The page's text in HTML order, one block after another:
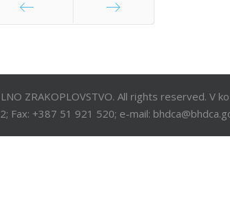
ZRAKOPLOVSTVO. All rights reserved. V
Fax: +387 51 921 520; e-mail: